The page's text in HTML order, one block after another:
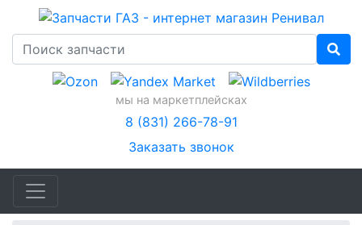
мы на маркетплейсках
8 (831) 266-78-91
Заказать звонок